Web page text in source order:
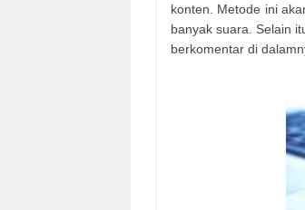
konten. Metode ini
banyak suara. Selain
berkomentar di